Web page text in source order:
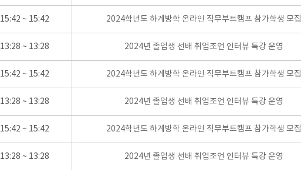
15:42 ~ 15:42 2024학년도 하계방학 온라인 직무부트캠프 참가학생 모집
13:28 ~ 13:28 2024년 졸업생 선배 취업조언 인터뷰 특강 운영
15:42 ~ 15:42 2024학년도 하계방학 온라인 직무부트캠프 참가학생 모집
13:28 ~ 13:28 2024년 졸업생 선배 취업조언 인터뷰 특강 운영
15:42 ~ 15:42 2024학년도 하계방학 온라인 직무부트캠프 참가학생 모집
13:28 ~ 13:28 2024년 졸업생 선배 취업조언 인터뷰 특강 운영